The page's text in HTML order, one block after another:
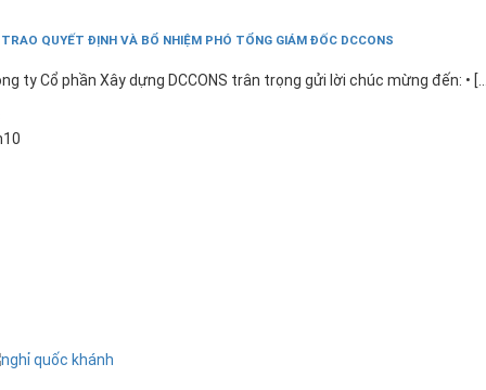
TRAO QUYẾT ĐỊNH VÀ BỔ NHIỆM PHÓ TỔNG GIÁM ĐỐC DCCONS
ty Cổ phần Xây dựng DCCONS trân trọng gửi lời chúc mừng đến: •